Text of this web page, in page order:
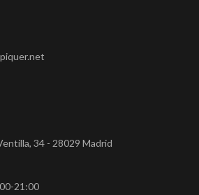
34 - 28029 Madrid
21:00